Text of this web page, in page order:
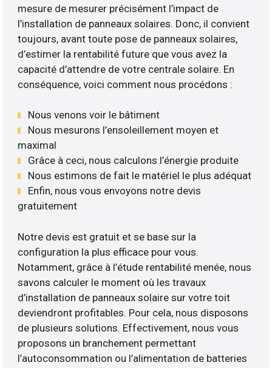
mesure de mesurer précisément l’impact de
l’installation de panneaux solaires. Donc, il convient
toujours, avant toute pose de panneaux solaires,
d’estimer la rentabilité future que vous avez la
capacité d’attendre de votre centrale solaire. En
conséquence, voici comment nous procédons :
Nous venons voir le bâtiment
Nous mesurons l’ensoleillement moyen et
maximal
Grâce à ceci, nous calculons l’énergie produite
Nous estimons de fait le matériel le plus adéquat
Enfin, nous vous envoyons notre devis
gratuitement
Notre devis est gratuit et se base sur la
configuration la plus efficace pour vous.
Notamment, grâce à l’étude rentabilité menée, nous
savons calculer le moment où les travaux
d’installation de panneaux solaire sur votre toit
deviendront profitables. Pour cela, nous disposons
de plusieurs solutions. Effectivement, nous vous
proposons un branchement permettant
l’autoconsommation ou l’alimentation de batteries